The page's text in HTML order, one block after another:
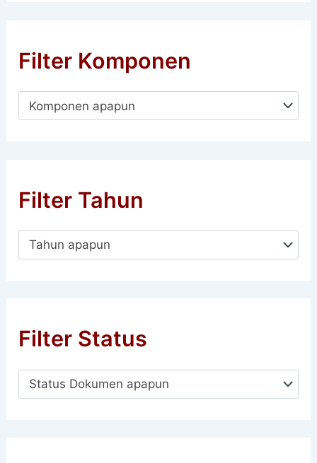
Filter Komponen
Komponen apapun
Filter Tahun
Tahun apapun
Filter Status
Status Dokumen apapun